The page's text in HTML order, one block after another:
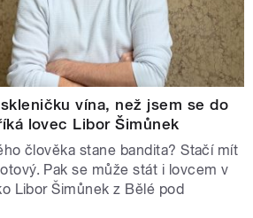
vína, než jsem se do
lovec Libor Šimůnek
člověka stane bandita? Stačí mít
Pak se může stát i lovcem v
Libor Šimůnek z Bělé pod